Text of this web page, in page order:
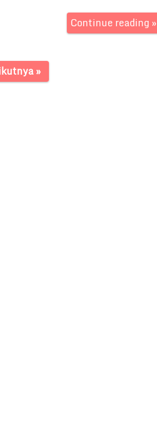
Continue reading »
»